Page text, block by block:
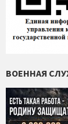
ВОЕННАЯ